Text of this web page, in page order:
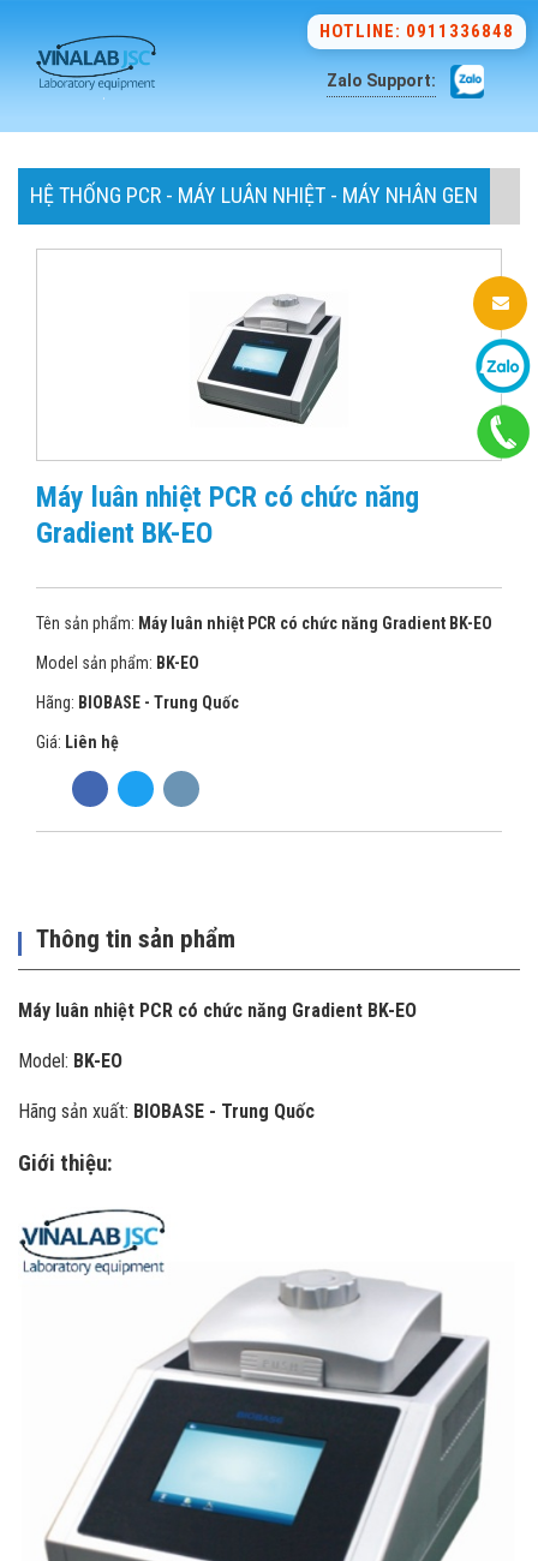
HOTLINE: 0911336848
Zalo Support:
HỆ THỐNG PCR - MÁY LUÂN NHIỆT - MÁY NHÂN GEN
Máy luân nhiệt PCR có chức năng
Gradient BK-EO
Tên sản phẩm: Máy luân nhiệt PCR có chức năng Gradient BK-EO
Model sản phẩm: BK-EO
Hãng: BIOBASE - Trung Quốc
Giá: Liên hệ
Thông tin sản phẩm
Máy luân nhiệt PCR có chức năng Gradient BK-EO
Model: BK-EO
Hãng sản xuất: BIOBASE - Trung Quốc
Giới thiệu: